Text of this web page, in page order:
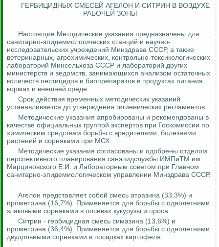
ГЕРБИЦИДНЫХ СМЕСЕЙ АГЕЛОН И СИТРИН В ВОЗДУХЕ
РАБОЧЕЙ ЗОНЫ
Настоящие Методические указания предназначены для
санитарно-эпидемиологических станций и научно-
исследовательских учреждений Минздрава СССР, а также
ветеринарных, агрохимических, контрольно-токсикологических
лабораторий Минсельхоза СССР и лабораторий других
министерств и ведомств, занимающихся анализом остаточных
количеств пестицидов и биопрепаратов в продуктах питания,
кормах и внешней среде.
Срок действия временных методических указаний
устанавливается до утверждения гигиенических регламентов.
Методические указания апробированы и рекомендованы в
качестве официальных группой экспертов при Госкомиссии по
химическим средствам борьбы с вредителями, болезнями
растений и сорняками при МСХ.
Методические указания согласованы и одобрены отделом
перспективного планирования санэпидслужбы ИМПиТМ им.
Марциновского Е.И. и Лабораторным советом при Главном
санитарно-эпидемиологическом управлении Минздрава СССР.
Агелон представляет собой смесь атразина (33,3%) и
прометрина (16,7%). Применяется для борьбы с однолетними
злаковыми сорняками в посевах кукурузы и проса.
Ситрин - гербицидная смесь симазина (13,6%) и
прометрина (36,4%). Применяется для борьбы с однолетними
двудольными сорняками в посадках картофеля.